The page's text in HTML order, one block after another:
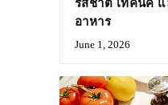
รสชาติ เทคนิค
อาหาร
June 1, 2026